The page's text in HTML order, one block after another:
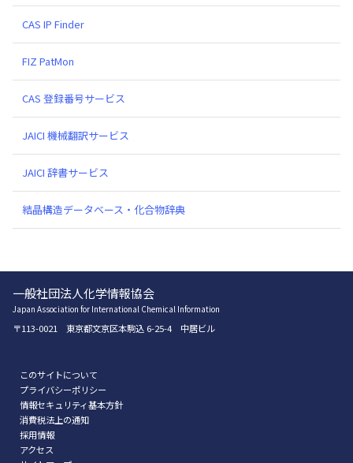
CAS IP Finder
FIZ PatMon
CAS 登録番号サービス
JAICI 機械翻訳サービス
JAICI 辞書サービス
結晶構造データベース・化合物辞典
一般社団法人化学情報協会
Japan Association for International Chemical Information
〒113-0021 東京都文京区本駒込 6-25-4 中居ビル
このサイトについて
プライバシーポリシー
情報セキュリティ基本方針
消費税法上の通知
採用情報
アクセス